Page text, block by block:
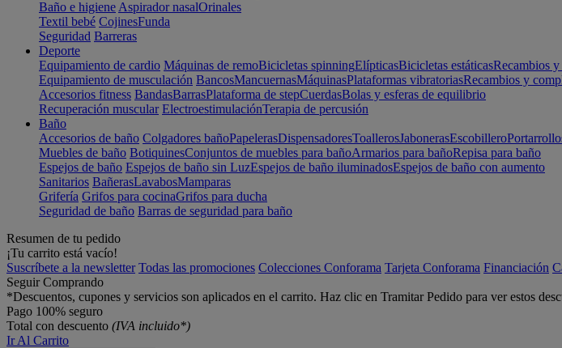
Baño e higiene Aspirador nasalOrinales
Textil bebé CojinesFunda
Seguridad Barreras
Deporte
Equipamiento de cardio Máquinas de remoBicicletas spinningElípticasBicicletas estáticasRecambios
Equipamiento de musculación BancosMancuernasMáquinasPlataformas vibratoriasRecambios y
Accesorios fitness BandasBarrasPlataforma de stepCuerdasBolas y esferas de equilibrio
Recuperación muscular ElectroestimulaciónTerapia de percusión
Baño
Accesorios de baño Colgadores bañoPapelerasDispensadoresToallerosJabonerasEscobillero
Muebles de baño BotiquinesConjuntos de muebles para bañoArmarios para bañoRepisa para baño
Espejos de baño Espejos de baño sin LuzEspejos de baño iluminadosEspejos de baño con aumento
Sanitarios BañerasLavabosMamparas
Grifería Grifos para cocinaGrifos para ducha
Seguridad de baño Barras de seguridad para baño
Resumen de tu pedido
¡Tu carrito está vacío!
Suscríbete a la newsletter Todas las promociones Colecciones Conforama Tarjeta Conforama Financiación
Seguir Comprando
*Descuentos, cupones y servicios son aplicados en el carrito. Haz clic en Tramitar Pedido para ver estos
Pago 100% seguro
Total con descuento (IVA incluido*)
Ir Al Carrito